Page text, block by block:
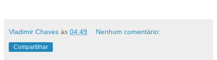
Vladimir Chaves às 04:49 Nenhum comentário:
Compartilhar